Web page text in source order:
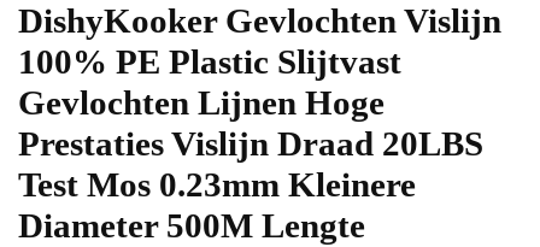
DishyKooker Gevlochten Vislijn
100% PE Plastic Slijtvast
Gevlochten Lijnen Hoge
Prestaties Vislijn Draad 20LBS
Test Mos 0.23mm Kleinere
Diameter 500M Lengte